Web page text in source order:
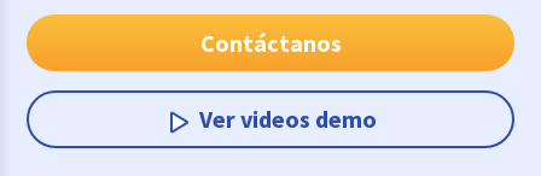
Contáctanos
Ver videos demo